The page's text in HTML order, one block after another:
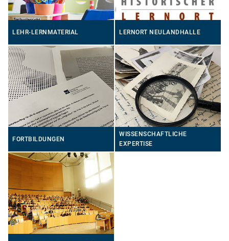
LEHR-LERNMATERIAL LERNORT NEULANDHALLE
FORTBILDUNGEN
WISSENSCHAFTLICHE
EXPERTISE